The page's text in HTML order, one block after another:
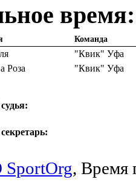
Команда
"Квик" Уфа
Роза "Квик" Уфа
, Время